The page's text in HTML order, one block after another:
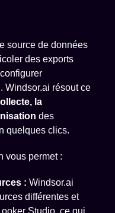
source de données
des exports
Windsor.ai résout ce
la
des
quelques clics.
vous permet :
: Windsor.ai
différentes et
Studio, ce qui